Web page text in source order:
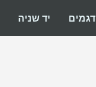
דגמים יד שניה